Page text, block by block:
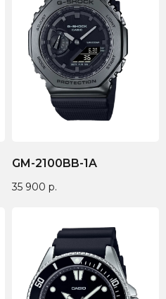
GM-2100BB-1A
35 900 р.